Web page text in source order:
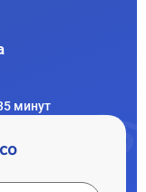
минут